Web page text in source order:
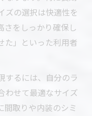
ズの選択は快適性を
さをしっかり確保し
た」といった利用者
するには、自分のラ
わせて最適なサイズ
間取りや内装のシミ